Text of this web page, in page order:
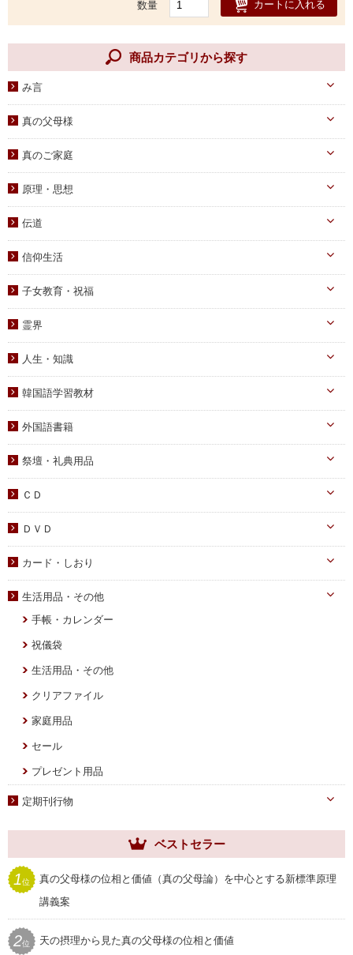
数量 カートに入れる
商品カテゴリから探す
み言
摂理のみ言
信仰のみ言
子女教育
信仰入門
祈祷文集
宣布・講演
真の父母様
生涯路程
自叙伝関連
真の父母様・その他
真のご家庭
原理・思想
勝共理論
伝道
統一運動
ブックレット
信仰生活
祝福・伝統
信仰の証し・教会史
聖歌・聖書
書写
子女教育・祝福
中高生向け
青年向け
二世祝福
父母向け
DVD
PDF版（子女向け）
霊界
人生・知識
知識
宗教迫害
韓国語学習教材
外国語書籍
祭壇・礼典用品
祭壇用ﾃｰﾌﾞﾙｸﾛｽ
献金袋
旗・マーク
ＣＤ
ＤＶＤ
子女教育
アニメ
カード・しおり
生活用品・その他
手帳・カレンダー
祝儀袋
生活用品・その他
クリアファイル
家庭用品
セール
プレゼント用品
定期刊行物
世界家庭
ムーンワールド
聖和
ベストセラー
1位
真の父母様の位相と価値（真の父母論）を中心とする新標準原理
講義案
2位 天の摂理から見た真の父母様の位相と価値